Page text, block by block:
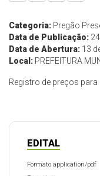
Categoria: Pregão
Data de Publicação:
Data de Abertura: 13
Local: PREFEITURA
Registro de preços
EDITAL
Formato application/pdf